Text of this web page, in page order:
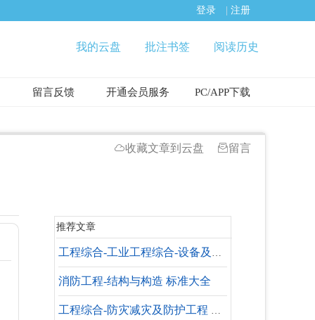
登录 注册
我的云盘 批注书签 阅读历史
留言反馈 开通会员服务 PC/APP下载
收藏文章到云盘 留言
推荐文章
工程综合-工业工程综合-设备及管道工程 标准大全
消防工程-结构与构造 标准大全
工程综合-防灾减灾及防护工程 标准大全